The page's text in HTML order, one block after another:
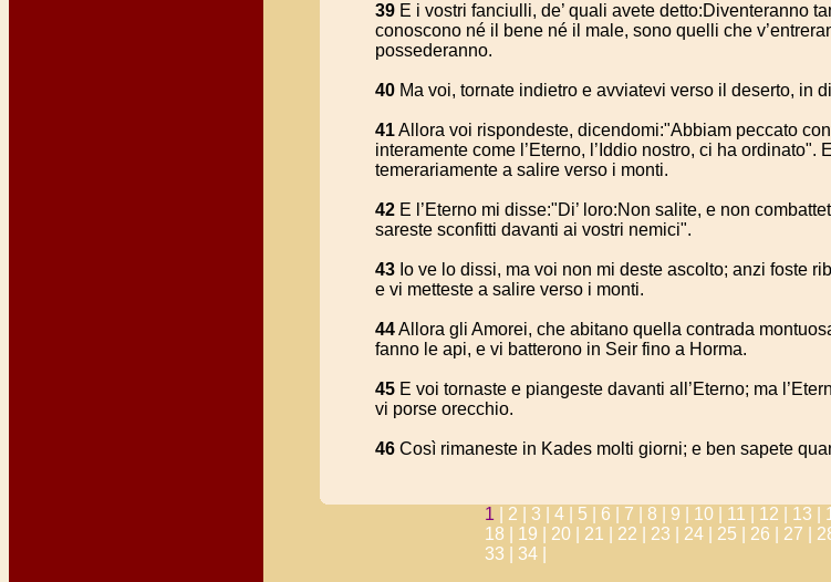
39 E i vostri fanciulli, de’ quali avete detto:Diventeranno
conoscono né il bene né il male, sono quelli che
possederanno.
40 Ma voi, tornate indietro e avviatevi verso il deserto, in
41Allora voi rispondeste, dicendomi:"Abbiam peccato
interamente come l’Eterno, l’Iddio nostro, ci ha
temerariamente a salire verso i monti.
42 E l’Eterno mi disse:"Di’ loro:Non salite, e non
sareste sconfitti davanti ai vostri nemici".
43 Io ve lo dissi, ma voi non mi deste ascolto; anzi foste
e vi metteste a salire verso i monti.
44Allora gli Amorei, che abitano quella contrada
fanno le api, e vi batterono in Seir fino a Horma.
45 E voi tornaste e piangeste davanti all’Eterno; ma
vi porse orecchio.
46 Così rimaneste in Kades molti giorni; e ben sapete
1 2 | 3 | 4 | 5 | 6 | 7 | 8 | 9 | 10 | 11 | 12 | 13 |
18 | 19 | 20 | 21 | 22 | 23 | 24 | 25 | 26 | 27 |
33 | 34 |